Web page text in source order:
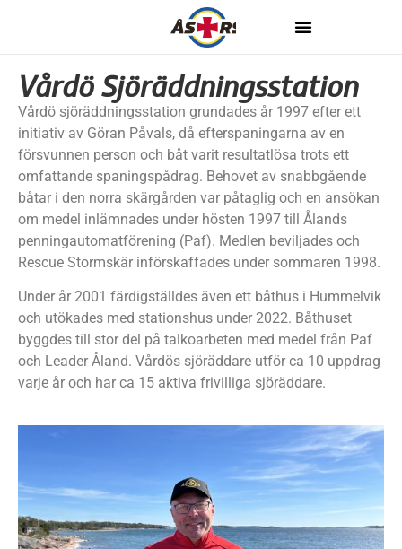
Vårdö Sjöräddningsstation
Vårdö sjöräddningsstation grundades år 1997 efter ett
initiativ av Göran Påvals, då efterspaningarna av en
försvunnen person och båt varit resultatlösa trots ett
omfattande spaningspådrag. Behovet av snabbgående
båtar i den norra skärgården var påtaglig och en ansökan
om medel inlämnades under hösten 1997 till Ålands
penningautomatförening (Paf). Medlen beviljades och
Rescue Stormskär införskaffades under sommaren 1998.
Under år 2001 färdigställdes även ett båthus i Hummelvik
och utökades med stationshus under 2022. Båthuset
byggdes till stor del på talkoarbeten med medel från Paf
och Leader Åland. Vårdös sjöräddare utför ca 10 uppdrag
varje år och har ca 15 aktiva frivilliga sjöräddare.